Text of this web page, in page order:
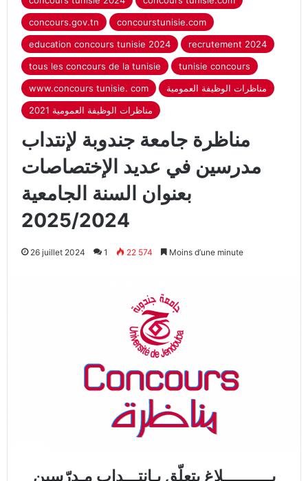
concours.gov.tn
concourstunisie.com
education concours tunisie 2024
recrutement 2024
tous les concours de la tunisie
tunisie concours
www.concours tunisie. com
مناظرات الوظيفة العمومية
مناظرات الوظيفة العمومية 2021
مناظرة جامعة جندوبة لإنتداب
مدرسين في عديد الإختصاصات
بعنوان السنة الجامعية
2025/2024
26 juillet 2024 1 22 574 Moins d’une minute
بــــــــــلاغ يتعلّق بـإنتـــداب مـدرّسين